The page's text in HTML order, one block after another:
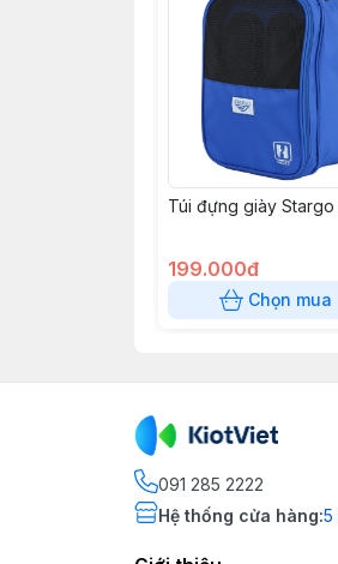
Túi đựng giày Stargo
199.000đ
Chọn mua
091 285 2222
Hệ thống cửa hàng:5